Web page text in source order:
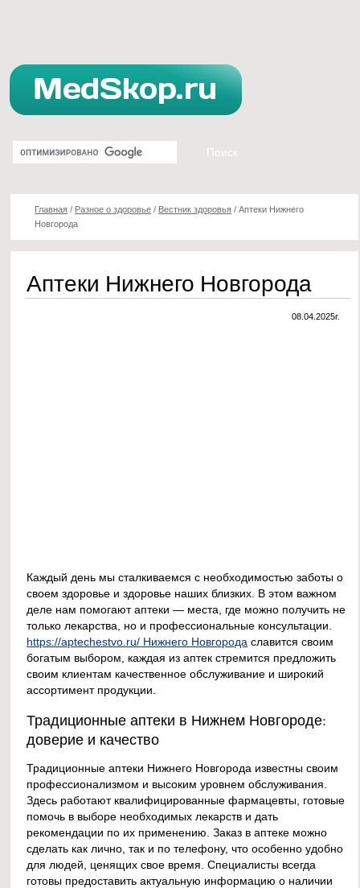
Главная / Разное о здоровье / Вестник здоровья /Аптеки Нижнего
Новгорода
Аптеки Нижнего Новгорода
08.04.2025г.
Каждый день мы сталкиваемся с необходимостью заботы о
своем здоровье и здоровье наших близких. В этом важном
деле нам помогают аптеки — места, где можно получить не
только лекарства, но и профессиональные консультации.
https://aptechestvo.ru/ Нижнего Новгорода славится своим
богатым выбором, каждая из аптек стремится предложить
своим клиентам качественное обслуживание и широкий
ассортимент продукции.
Традиционные аптеки в Нижнем Новгороде:
доверие и качество
Традиционные аптеки Нижнего Новгорода известны своим
профессионализмом и высоким уровнем обслуживания.
Здесь работают квалифицированные фармацевты, готовые
помочь в выборе необходимых лекарств и дать
рекомендации по их применению. Заказ в аптеке можно
сделать как лично, так и по телефону, что особенно удобно
для людей, ценящих свое время. Специалисты всегда
готовы предоставить актуальную информацию о наличии